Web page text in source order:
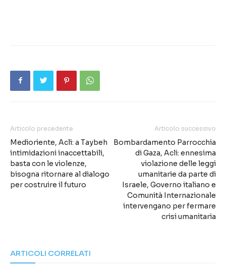
Articolo precedente
Medioriente, Acli: a Taybeh
intimidazioni inaccettabili,
basta con le violenze,
bisogna ritornare al dialogo
per costruire il futuro
Articolo successivo
Bombardamento Parrocchia
di Gaza, Acli: ennesima
violazione delle leggi
umanitarie da parte di
Israele, Governo italiano e
Comunità Internazionale
intervengano per fermare
crisi umanitaria
ARTICOLI CORRELATI